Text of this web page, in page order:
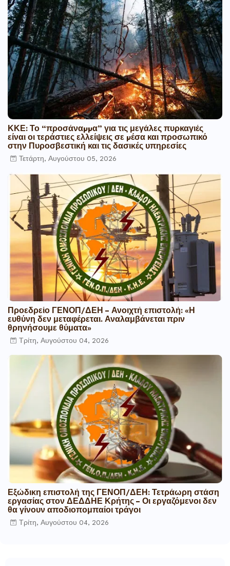
ΚΚΕ: Το “προσάναµµα” για τις μεγάλες πυρκαγιές
είναι οι τεράστιες ελλείψεις σε µέσα και προσωπικό
στην Πυροσβεστική και τις δασικές υπηρεσίες
Τετάρτη, Αυγούστου 05, 2026
Προεδρείο ΓΕΝΟΠ/ΔΕΗ – Ανοιχτή επιστολή: «Η
ευθύνη δεν μεταφέρεται. Αναλαμβάνεται πριν
θρηνήσουμε θύματα»
Τρίτη, Αυγούστου 04, 2026
Εξώδικη επιστολή της ΓΕΝΟΠ/ΔΕΗ: Τετράωρη στάση
εργασίας στον ΔΕΔΔΗΕ Κρήτης – Οι εργαζόμενοι δεν
θα γίνουν αποδιοπομπαίοι τράγοι
Τρίτη, Αυγούστου 04, 2026